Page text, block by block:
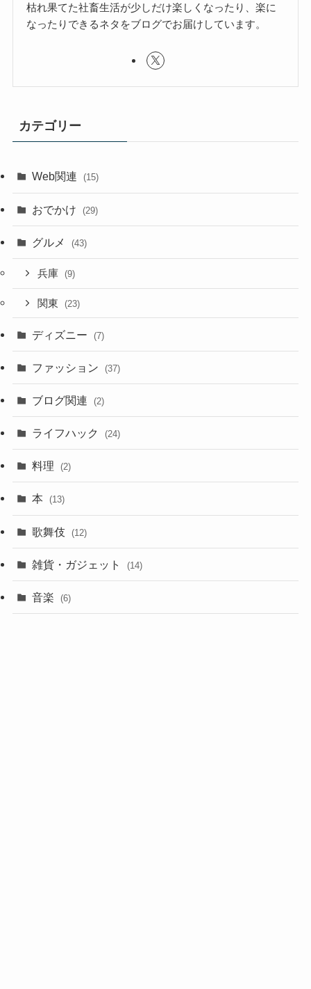
枯れ果てた社畜生活が少しだけ楽しくなったり、楽に
なったりできるネタをブログでお届けしています。
カテゴリー
Web関連 (15)
おでかけ (29)
グルメ (43)
兵庫 (9)
関東 (23)
ディズニー (7)
ファッション (37)
ブログ関連 (2)
ライフハック (24)
料理 (2)
本 (13)
歌舞伎 (12)
雑貨・ガジェット (14)
音楽 (6)